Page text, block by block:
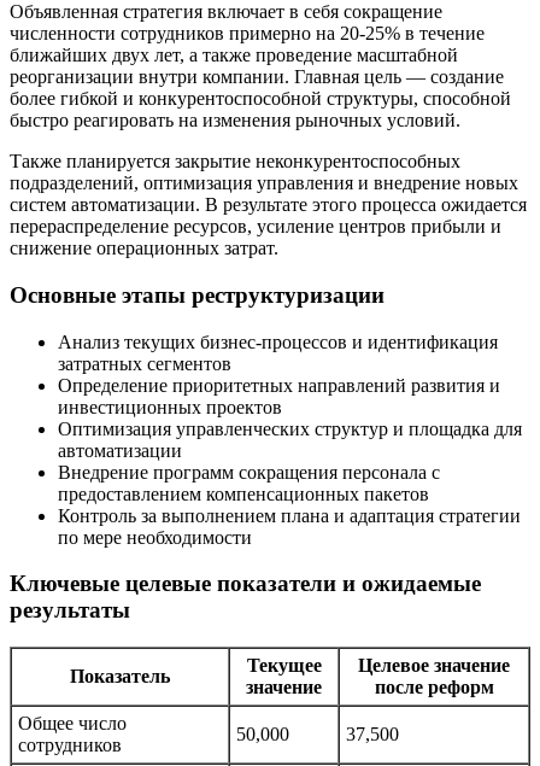
Объявленная стратегия включает в себя сокращение
численности сотрудников примерно на 20-25% в течение
ближайших двух лет, а также проведение масштабной
реорганизации внутри компании. Главная цель — создание
более гибкой и конкурентоспособной структуры, способной
быстро реагировать на изменения рыночных условий.
Также планируется закрытие неконкурентоспособных
подразделений, оптимизация управления и внедрение новых
систем автоматизации. В результате этого процесса ожидается
перераспределение ресурсов, усиление центров прибыли и
снижение операционных затрат.
Основные этапы реструктуризации
Анализ текущих бизнес-процессов и идентификация
затратных сегментов
Определение приоритетных направлений развития и
инвестиционных проектов
Оптимизация управленческих структур и площадка для
автоматизации
Внедрение программ сокращения персонала с
предоставлением компенсационных пакетов
Контроль за выполнением плана и адаптация стратегии
по мере необходимости
Ключевые целевые показатели и ожидаемые
результаты
Показатель
Текущее
значение
Целевое значение
после реформ
Общее число
сотрудников
50,000 37,500